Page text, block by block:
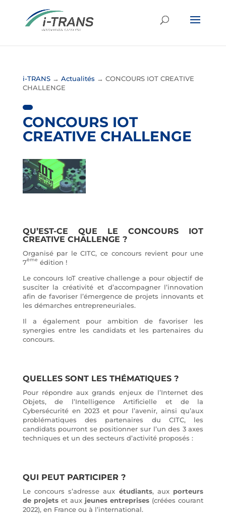
i-TRANS→ Actualités → CONCOURS IOT CREATIVE
CHALLENGE
CONCOURS IOT
CREATIVE CHALLENGE
QU’EST-CE QUE LE CONCOURS IOT
CREATIVE CHALLENGE ?
Organisé par le CITC, ce concours revient pour une
7ème édition !
Le concours IoT creative challenge a pour objectif de
susciter la créativité et d’accompagner l’innovation
afin de favoriser l’émergence de projets innovants et
les démarches entrepreneuriales.
Il a également pour ambition de favoriser les
synergies entre les candidats et les partenaires du
concours.
QUELLES SONT LES THÉMATIQUES ?
Pour répondre aux grands enjeux de l’Internet des
Objets, de l’Intelligence Artificielle et de la
Cybersécurité en 2023 et pour l’avenir, ainsi qu’aux
problématiques des partenaires du CITC, les
candidats pourront se positionner sur l’un des 3 axes
techniques et un des secteurs d’activité proposés :
QUI PEUT PARTICIPER ?
Le concours s’adresse aux étudiants, aux porteurs
de projetset aux jeunes entreprises (créées courant
2022), en France ou à l’international.